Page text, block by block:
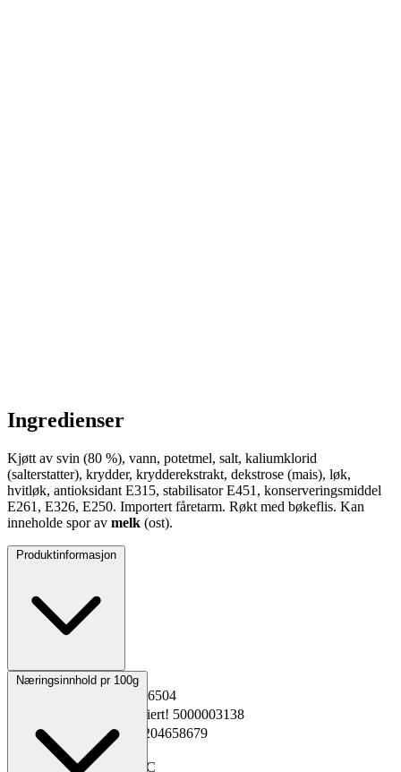
Ingredienser
Kjøtt av svin (80 %), vann, potetmel, salt, kaliumklorid
(salterstatter), krydder, krydderekstrakt, dekstrose (mais), løk,
hvitløk, antioksidant E315, stabilisator E451, konserveringsmiddel
E261, E326, E250. Importert fåretarm. Røkt med bøkeflis. Kan
inneholde spor av melk (ost).
Produktinformasjon
Opprinnelsesland Norge
2556504
Kopiert! 5000003138
GTIN
Kopiert! 7037204658679
Vekt pakning
4.0 kg
Oppbevaring -30 til -18°C
Næringsinnhold pr 100g